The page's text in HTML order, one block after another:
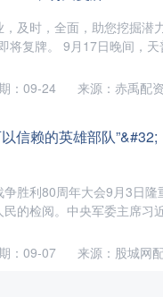
及时，全面，助您挖掘潜
将复牌。 9月17日晚间，天
：09-24 来源：赤禹配
信赖的英雄部队”&#32;
胜利80周年大会9月3日
的检阅。中央军委主席习
：09-07 来源：股城网